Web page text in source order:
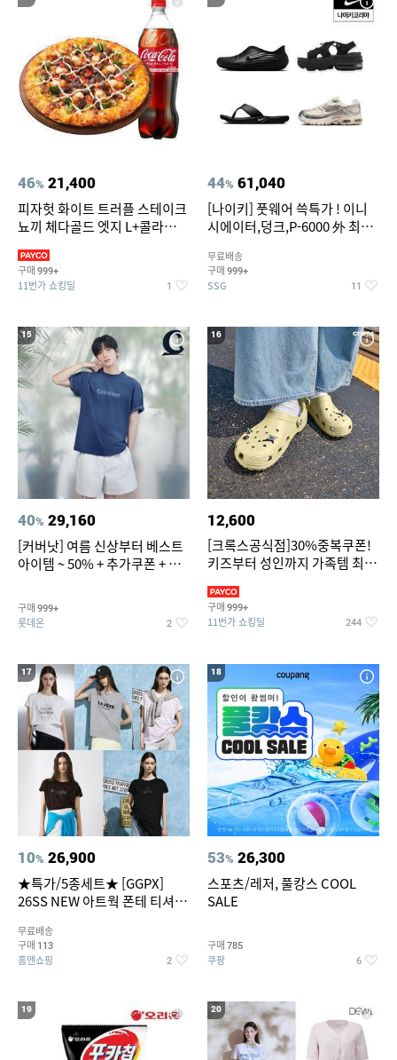
46% 21,400
피자헛 화이트 트러플 스테이크
뇨끼 체다골드 엣지 L+콜라
구매 999+
11번가 쇼킹딜 1
44% 61,040
[나이키] 풋웨어 쓱특가 ! 이니
시에이터,덩크,P-6000 外 최대
무료배송
구매 999+
SSG 11
15
40% 29,160
[커버낫] 여름 신상부터 베스트
아이템 ~ 50% + 추가쿠폰 + 카
구매 999+
롯데온 2
16
12,600
[크록스공식점]30%중복쿠폰!
키즈부터 성인까지 가족템 최대
구매 999+
11번가 쇼킹딜 244
17
10% 26,900
★특가/5종세트★ [GGPX]
26SS NEW 아트웍 폰테 티셔츠
무료배송
구매 113
홈앤쇼핑 2
18
53% 26,300
스포츠/레저, 풀캉스 COOL
SALE
구매 785
쿠팡 6
19 20